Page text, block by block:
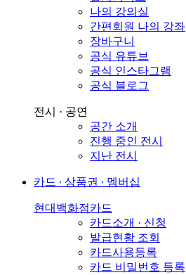
나의 강의실
간편회원 나의 강좌
장바구니
공식 유튜브
공식 인스타그램
공식 블로그
전시 · 공연
공간 소개
진행 중인 전시
지난 전시
카드 ∙ 상품권 ∙ 멤버십
현대백화점카드
카드소개 · 신청
발급현황 조회
카드사용등록
카드 비밀번호 등록